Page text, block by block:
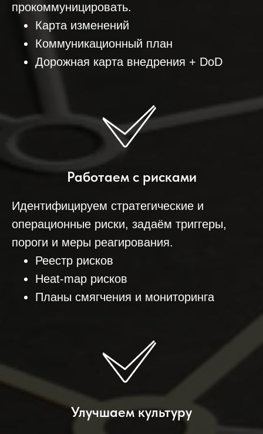
прокоммуницировать.
Карта изменений
Коммуникационный план
Дорожная карта внедрения + DoD
Работаем с рисками
Идентифицируем стратегические и
операционные риски, задаём триггеры,
пороги и меры реагирования.
Реестр рисков
Heat‑map рисков
Планы смягчения и мониторинга
Улучшаем культуру